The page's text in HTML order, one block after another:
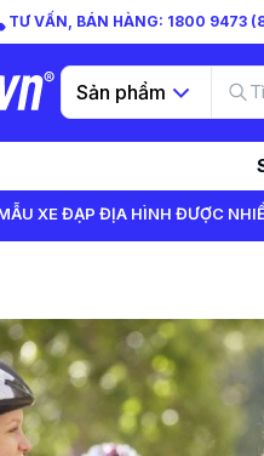
TƯ VẤN, BÁN HÀNG: 1800 9473
Sản phẩm
XE ĐẠP ĐỊA HÌNH ĐƯỢC